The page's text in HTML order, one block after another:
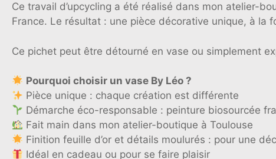
Ce travail d’upcycling a été réalisé dans mon atelier-
France. Le résultat : une pièce décorative unique, à la
Ce pichet peut être détourné en vase ou simplement
Pourquoi choisir un vase By Léo ?
Pièce unique : chaque création est différente
Démarche éco-responsable : peinture biosourcée
Fait main dans mon atelier-boutique à Toulouse
Finition feuille d’or et détails moulurés : pour une
Idéal en cadeau ou pour se faire plaisir